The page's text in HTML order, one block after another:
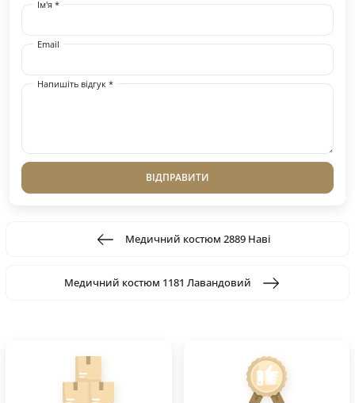
Ім'я *
Email
Напишіть відгук *
ВІДПРАВИТИ
Медичний костюм 2889 Наві
Медичний костюм 1181 Лавандовий